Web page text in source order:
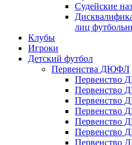
Судейские
лиц
Клубы
Игроки
Детский футбол
Первенства ДЮФЛ
Первенство
Первенство
Первенство
Первенство
Первенство
Первенство
Первенство